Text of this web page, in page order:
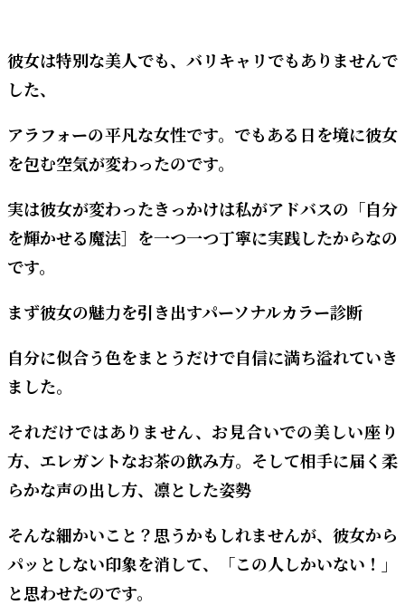
彼女は特別な美人でも、バリキャリでもありませんで
した、
アラフォーの平凡な女性です。でもある日を境に彼女
を包む空気が変わったのです。
実は彼女が変わったきっかけは私がアドバスの「自分
を輝かせる魔法］を一つ一つ丁寧に実践したからなの
です。
まず彼女の魅力を引き出すパーソナルカラー診断
自分に似合う色をまとうだけで自信に満ち溢れていき
ました。
それだけではありません、お見合いでの美しい座り
方、エレガントなお茶の飲み方。そして相手に届く柔
らかな声の出し方、凛とした姿勢
そんな細かいこと？思うかもしれませんが、彼女から
パッとしない印象を消して、「この人しかいない！」
と思わせたのです。